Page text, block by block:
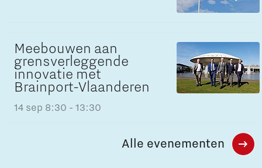
Meebouwen aan
grensverleggende
innovatie met
Brainport-Vlaanderen
14 sep 8:30 - 13:30
Alle evenementen